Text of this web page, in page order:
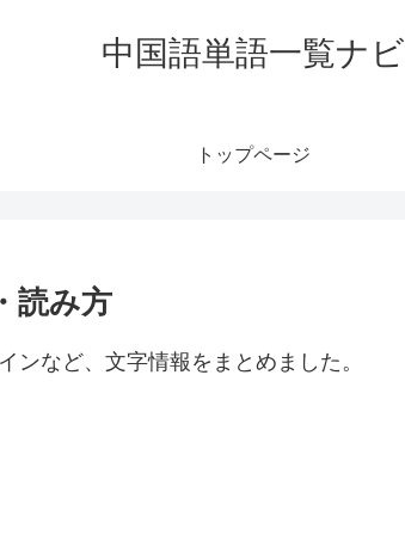
中国語単語一覧ナビ
トップページ
読み方
ンなど、文字情報をまとめました。